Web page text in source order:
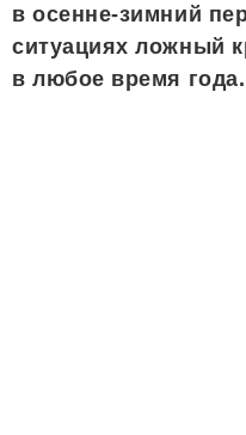
в осенне-зимний
ситуациях ложный
в любое время года.